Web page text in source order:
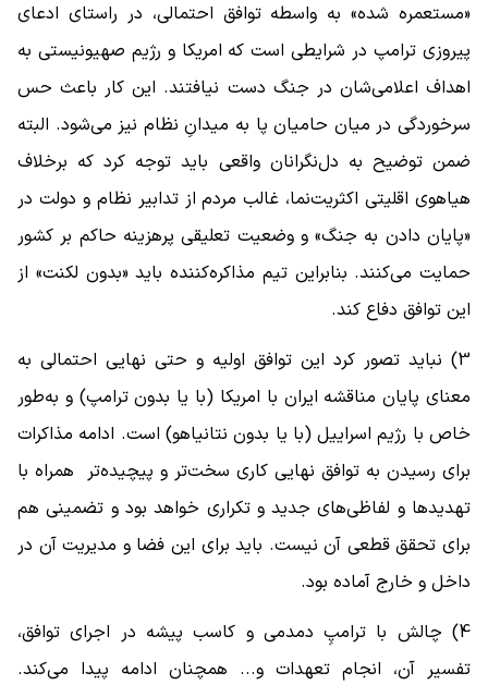
«مستعمره شده» به‌ واسطه توافق احتمالی، در راستای ادعای
پیروزی ترامپ در شرایطی است که امریکا و رژیم صهیونیستی به
اهداف اعلامی‌شان در جنگ دست نیافتند. این کار باعث حس
سرخوردگی در میان حامیان پا به میدانِ نظام نیز می‌شود. البته
ضمن توضیح به دل‌نگرانان واقعی باید توجه کرد که برخلاف
هیاهوی اقلیتی اکثریت‌نما، غالب مردم از تدابیر نظام و دولت در
«پایان دادن به جنگ» و وضعیت تعلیقی پرهزینه حاکم بر کشور
حمایت می‌کنند. بنابراین تیم مذاکره‌کننده باید «بدون لکنت» از
این توافق دفاع کند.
3) نباید تصور کرد این توافق اولیه و حتی نهایی احتمالی به
معنای پایان مناقشه ایران با امریکا (با یا بدون ترامپ) و به‌طور
خاص با رژیم اسراییل (با یا بدون نتانیاهو) است. ادامه مذاکرات
برای رسیدن به توافق نهایی کاری سخت‌تر و پیچیده‌تر همراه با
تهدیدها و لفاظی‌های جدید و تکراری خواهد بود و تضمینی هم
برای تحقق قطعی آن نیست. باید برای این فضا و مدیریت آن در
داخل و خارج آماده بود.
4) چالش با ترامپِ دمدمی‌ و کاسب پیشه در اجرای توافق،
تفسیر آن، انجام تعهدات و... همچنان ادامه پیدا می‌کند.